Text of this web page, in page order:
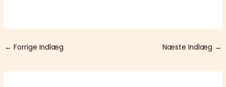
← Forrige Indlæg Næste Indlæg →